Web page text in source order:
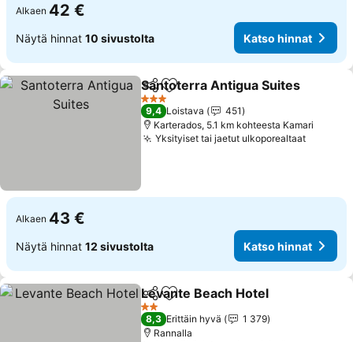
Alkaen 42 €
Näytä hinnat 10 sivustolta Katso hinnat
Jaa Lisää suosikkeihin
Santoterra Antigua Suites
3 Tähtiluokitus
9,4 Loistava
451
Karterados, 5.1 km kohteesta Kamari
Yksityiset tai jaetut ulkoporealtaatKatso
Alkaen 43 €
Näytä hinnat 12 sivustolta Katso hinnat
Jaa Lisää suosikkeihin
Levante Beach Hotel
2 Tähtiluokitus
8,3 Erittäin hyvä
1 379
Rannalla